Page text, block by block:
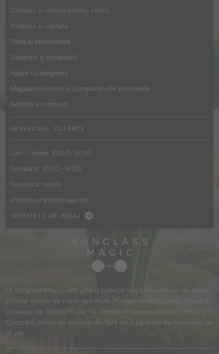
Contact și servicii pentru clienți
Produse și calitate
Plata și securitatea
Garanție și reclamații
Ajutor cu alegerea
Magazinul nostru și cumpărăturile personale
Achiziții și comenzi
SERVICIUL CLIENȚI
Luni - Vineri: 10:00-18:00
Sâmbătă: 10:00-14:00
Duminică: închis
shop@sunglassmagic.hu
TRIMITEȚI UN MESAJ
La Sunglass Magic, veți găsi o selecție largă de ochelari de soare
și rame optice de mărci premium. Magazinul nostru este situat la
2 minute de Tunelul Buda, cu consiliere de specialitate pentru toți.
Cumpără online de oriunde din țară cu o garanție de returnare de
14 zile.